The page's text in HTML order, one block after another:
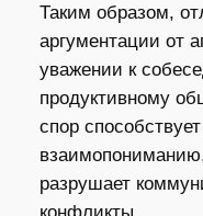
Таким образом,
аргументации от
уважении к
продуктивному
спор
взаимопониманию,
разрушает